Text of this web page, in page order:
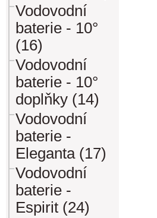
Vodovodní
baterie - 10°
(16)
Vodovodní
baterie - 10°
doplňky (14)
Vodovodní
baterie -
Eleganta (17)
Vodovodní
baterie -
Espirit (24)